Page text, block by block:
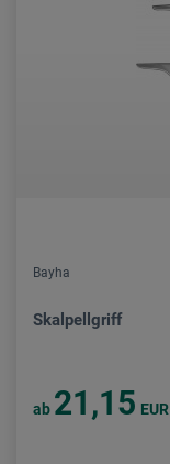
Bayha
Skalpellgriff
ab 21,15 EUR